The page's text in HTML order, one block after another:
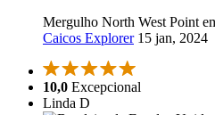
Mergulho North West Point
Caicos Explorer 15 jan, 2024
10,0 Excepcional
Linda D